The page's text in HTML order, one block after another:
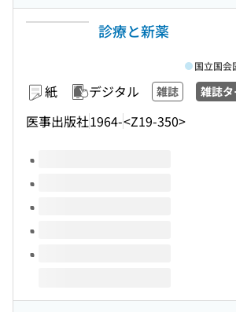
診療と新薬
紙 デジタル 雑誌 雑誌
医事出版社1964-<Z19-350>
国立国会
このタイトルの巻号